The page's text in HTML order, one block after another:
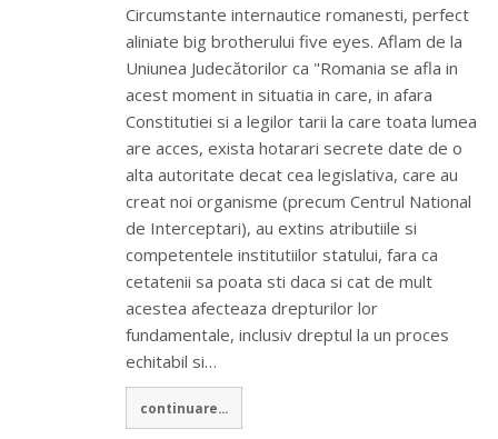
Circumstante internautice romanesti, perfect
aliniate big brotherului five eyes. Aflam de la
Uniunea Judecătorilor ca "Romania se afla in
acest moment in situatia in care, in afara
Constitutiei si a legilor tarii la care toata lumea
are acces, exista hotarari secrete date de o
alta autoritate decat cea legislativa, care au
creat noi organisme (precum Centrul National
de Interceptari), au extins atributiile si
competentele institutiilor statului, fara ca
cetatenii sa poata sti daca si cat de mult
acestea afecteaza drepturilor lor
fundamentale, inclusiv dreptul la un proces
echitabil si…
continuare...